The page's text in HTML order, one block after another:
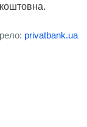
privatbank.ua